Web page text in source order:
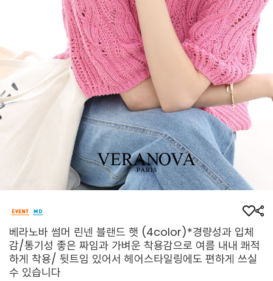
베라노바 썸머 린넨 블랜드 햇 (4color)*경량성과 입체
감/통기성 좋은 짜임과 가벼운 착용감으로 여름 내내 쾌적
하게 착용/ 뒷트임 있어서 헤어스타일링에도 편하게 쓰실
수 있습니다